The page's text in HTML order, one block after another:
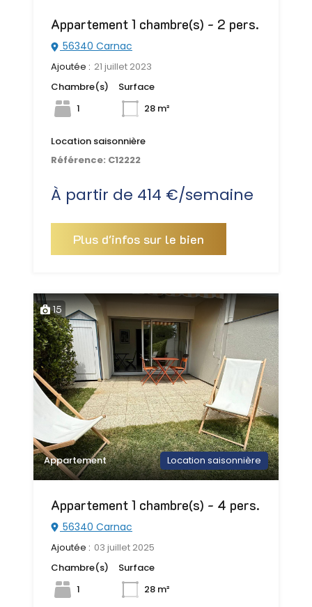
Appartement 1 chambre(s) - 2 pers.
56340 Carnac
Ajoutée : 21 juillet 2023
Chambre(s)
1
Surface
28 m²
Location saisonnière
Référence: C12222
À partir de 414 €/semaine
Plus d'infos sur le bien
15
Appartement Location saisonnière
Appartement 1 chambre(s) - 4 pers.
56340 Carnac
Ajoutée : 03 juillet 2025
Chambre(s)
1
Surface
28 m²